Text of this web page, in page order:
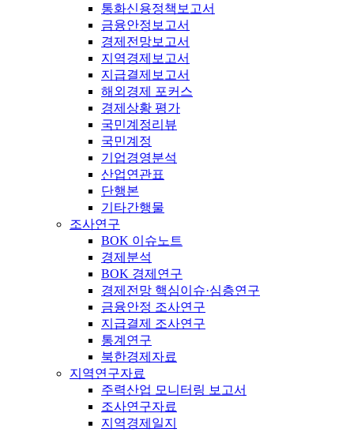
통화신용정책보고서
금융안정보고서
경제전망보고서
지역경제보고서
지급결제보고서
해외경제 포커스
경제상황 평가
국민계정리뷰
국민계정
기업경영분석
산업연관표
단행본
기타간행물
조사연구
BOK 이슈노트
경제분석
BOK 경제연구
경제전망 핵심이슈·심층연구
금융안정 조사연구
지급결제 조사연구
통계연구
북한경제자료
지역연구자료
주력산업 모니터링 보고서
조사연구자료
지역경제일지